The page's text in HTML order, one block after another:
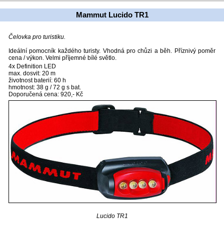
Mammut Lucido TR1
Čelovka pro turistiku.
Ideální pomocník každého turisty. Vhodná pro chůzi a běh. Příznivý poměr
cena / výkon. Velmi příjemné bílé světlo.
4x Definition LED
max. dosvit: 20 m
životnost baterií: 60 h
hmotnost: 38 g / 72 g s bat.
Doporučená cena: 920,- Kč
Lucido TR1